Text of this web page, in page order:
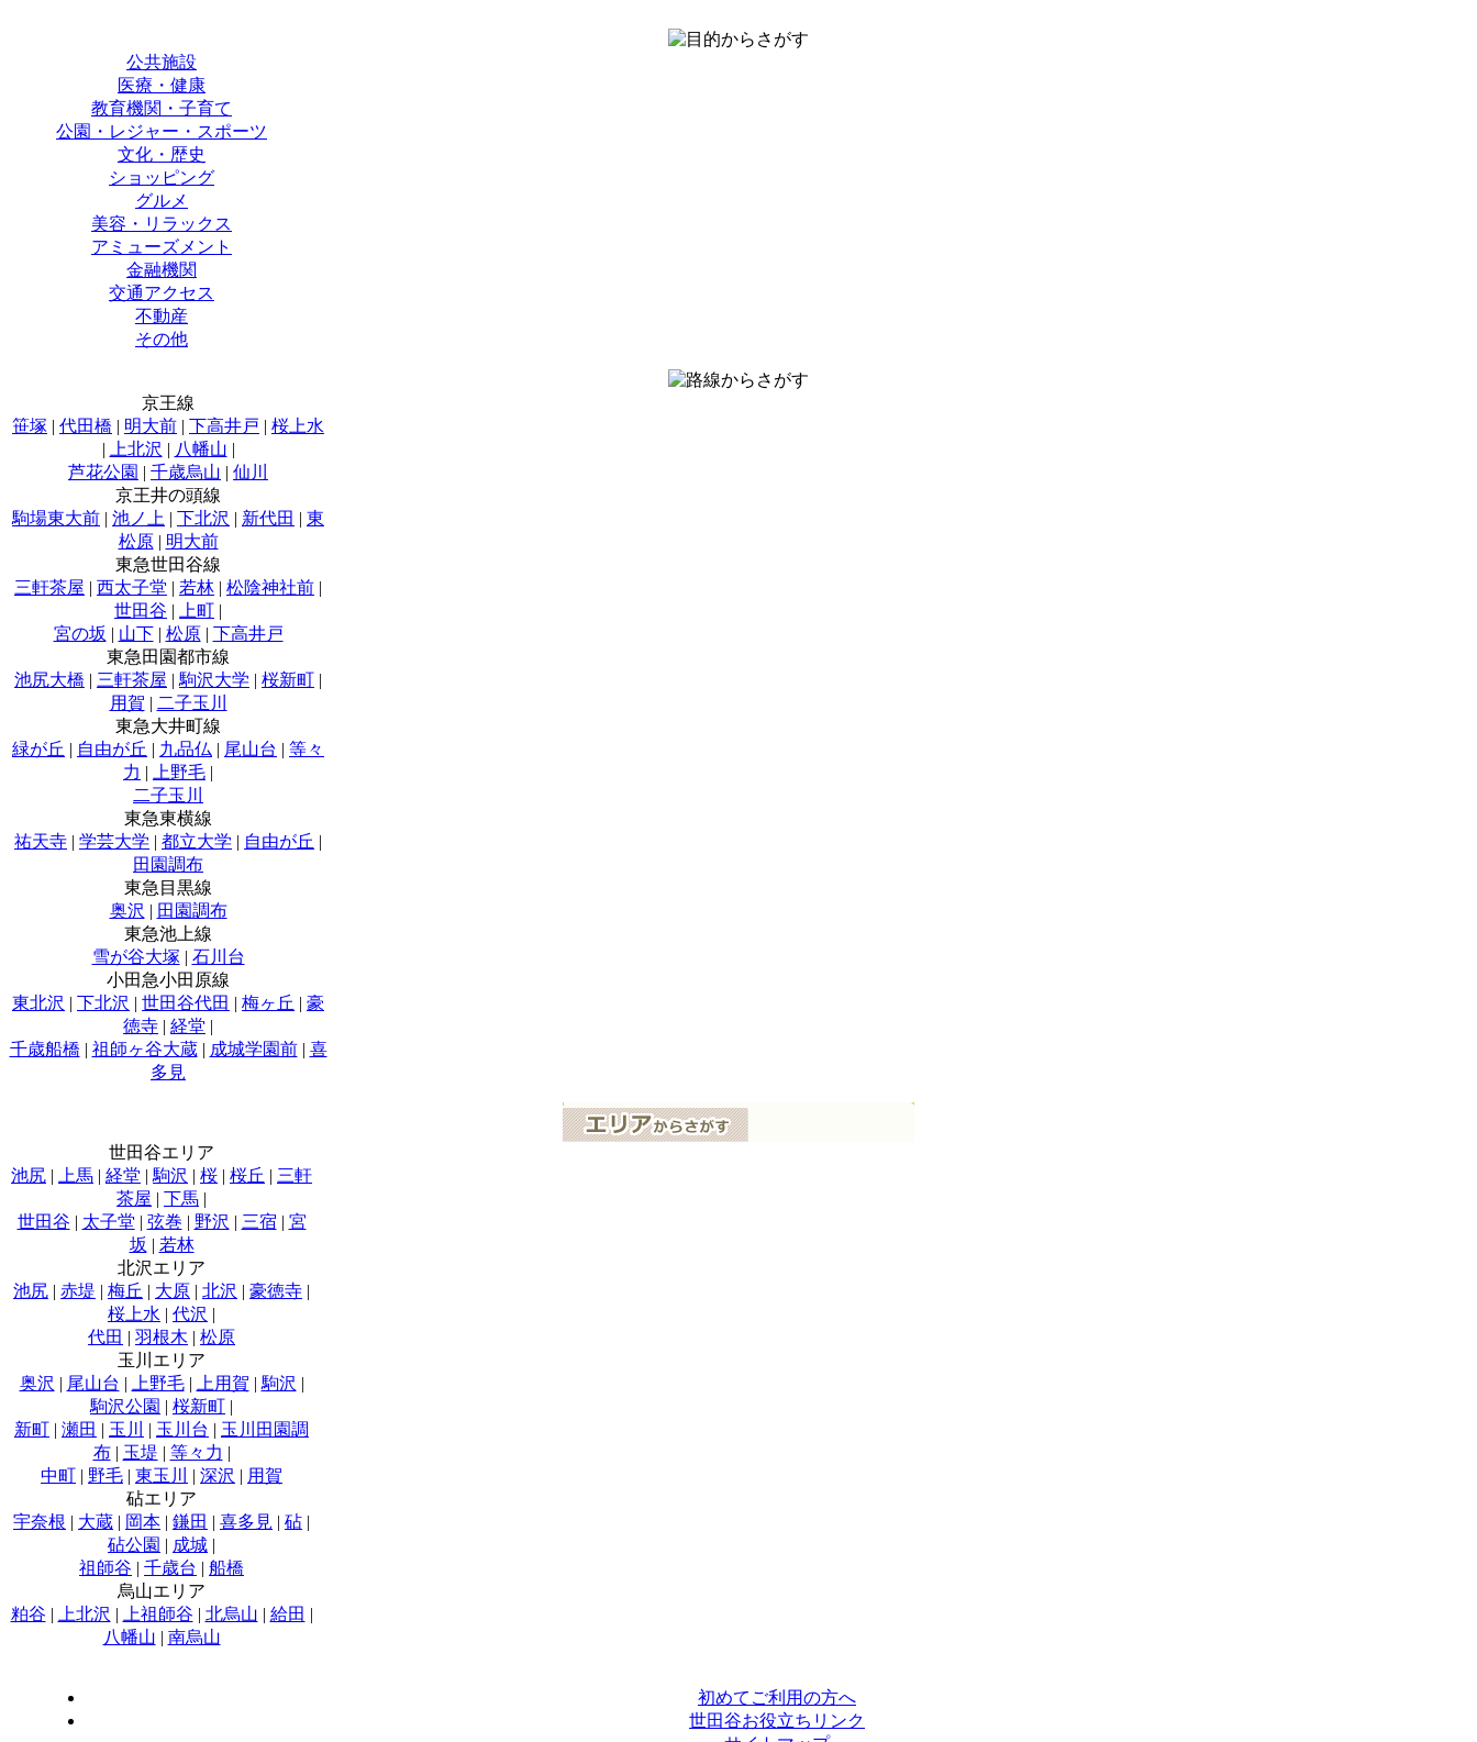
公共施設
医療・健康
教育機関・子育て
公園・レジャー・スポーツ
文化・歴史
ショッピング
グルメ
美容・リラックス
アミューズメント
金融機関
交通アクセス
不動産
その他
京王線
笹塚 | 代田橋 | 明大前 | 下高井戸 | 桜上水
|
上北沢 | 八幡山 |
芦花公園 | 千歳烏山 | 仙川
京王井の頭線
駒場東大前 | 池ノ上 | 下北沢 | 新代田 | 東
松原| 明大前
東急世田谷線
三軒茶屋 | 西太子堂 | 若林 | 松陰神社前 |
世田谷 | 上町 |
宮の坂 | 山下| 松原| 下高井戸
東急田園都市線
池尻大橋 | 三軒茶屋 | 駒沢大学 | 桜新町 |
用賀 | 二子玉川
東急大井町線
緑が丘 | 自由が丘 | 九品仏 | 尾山台 | 等々
力 | 上野毛 |
二子玉川
東急東横線
祐天寺 | 学芸大学 | 都立大学 | 自由が丘 |
田園調布
東急目黒線
奥沢 | 田園調布
東急池上線
雪が谷大塚 | 石川台
小田急小田原線
東北沢 | 下北沢 | 世田谷代田 | 梅ヶ丘 | 豪
徳寺 | 経堂 |
千歳船橋 | 祖師ヶ谷大蔵| 成城学園前| 喜
多見
世田谷エリア
池尻 | 上馬 | 経堂 | 駒沢 | 桜 | 桜丘 | 三軒
茶屋 | 下馬 |
世田谷 | 太子堂 | 弦巻 | 野沢 | 三宿 | 宮
坂 | 若林
北沢エリア
池尻 | 赤堤 | 梅丘 | 大原 | 北沢 | 豪徳寺 |
桜上水 | 代沢 |
代田 | 羽根木 | 松原
玉川エリア
奥沢 | 尾山台 | 上野毛| 上用賀 | 駒沢 |
駒沢公園 | 桜新町 |
新町 | 瀬田 | 玉川 | 玉川台 | 玉川田園調
布| 玉堤 | 等々力 |
中町 | 野毛 | 東玉川 | 深沢 | 用賀
砧エリア
宇奈根 | 大蔵 | 岡本 | 鎌田 | 喜多見 | 砧 |
砧公園 | 成城 |
祖師谷 | 千歳台 | 船橋
烏山エリア
粕谷 | 上北沢 | 上祖師谷 | 北烏山 | 給田 |
八幡山 | 南烏山
初めてご利用の方へ
世田谷お役立ちリンク